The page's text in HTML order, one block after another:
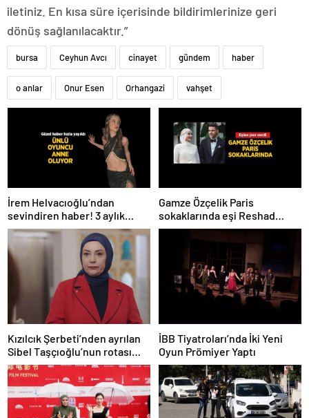
iletiniz. En kısa süre içerisinde bildirimlerinize geri
dönüş sağlanılacaktır.”
bursa Ceyhun Avcı cinayet gündem haber
o anlar Onur Esen Orhangazi vahşet
İrem Helvacıoğlu’ndan
sevindiren haber! 3 aylık
hamile
Gamze Özçelik Paris
sokaklarında eşi Reshad
Strik’e poz verdi
Kızılcık Şerbeti’nden ayrılan
Sibel Taşçıoğlu’nun rotası
belli oldu
İBB Tiyatroları’nda İki Yeni
Oyun Prömiyer Yaptı